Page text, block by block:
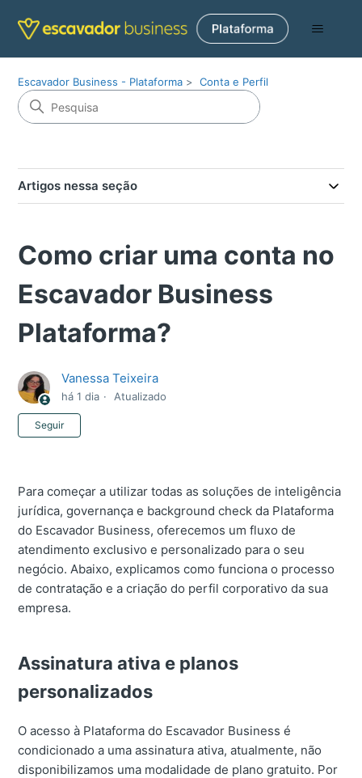
Escavador Business - Plataforma Conta e Perfil
Artigos nessa seção
Como criar uma conta no
Escavador Business
Plataforma?
Vanessa Teixeira
há 1 dia Atualizado
Seguir
Para começar a utilizar todas as soluções de inteligência
jurídica, governança e background check da Plataforma
do Escavador Business, oferecemos um fluxo de
atendimento exclusivo e personalizado para o seu
negócio. Abaixo, explicamos como funciona o processo
de contratação e a criação do perfil corporativo da sua
empresa.
Assinatura ativa e planos
personalizados
O acesso à Plataforma do Escavador Business é
condicionado a uma assinatura ativa, atualmente, não
disponibilizamos uma modalidade de plano gratuito. Por